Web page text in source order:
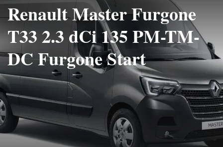
Renault Master Furgone
T33 2.3 dCi 135 PM-TM-
DC Furgone Start